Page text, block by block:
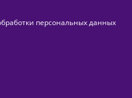
персональных данных